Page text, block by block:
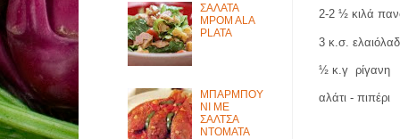
2-2 ½ κιλά
3 κ.σ.
½ κ.γ ρίγανη
αλάτι - πιπέρι
ΣΑΛΑΤΑ
MPOM ALA
PLATA
ΜΠΑΡΜΠΟΥ
ΝΙ ΜΕ
ΣΑΛΤΣΑ
ΝΤΟΜΑΤΑ